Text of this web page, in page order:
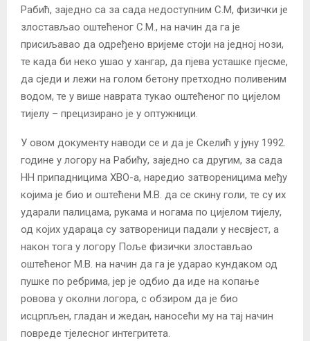
Рабић, заједно са за сада недоступним С.М, физички је
злостављао оштећеног С.М., на начин да га је
присиљавао да одређено вријеме стоји на једној нози,
те када би неко ушао у хангар, да пјева усташке пјесме,
да сједи и лежи на голом бетону претходно поливеним
водом, те у више наврата тукао оштећеног по цијелом
тијелу – прецизирано је у оптужници.
У овом документу наводи се и да је Скелић у јуну 1992.
године у логору на Рабићу, заједно са другим, за сада
НН припадницима ХВО-а, наредио затвореницима међу
којима је био и оштећени М.В. да се скину голи, те су их
ударали палицама, рукама и ногама по цијелом тијелу,
од којих удараца су затвореници падали у несвјест, а
након тога у логору Поље физички злостављао
оштећеног М.В. на начин да га је ударао кундаком од
пушке по ребрима, јер је одбио да иде на копање
ровова у околни логора, с обзиром да је био
исцрпљен, гладан и жедан, наносећи му на тај начин
повреде тјелесног интегритета.